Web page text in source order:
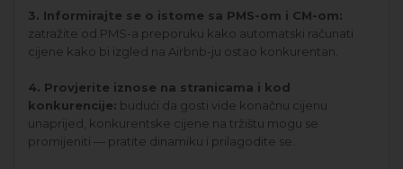
3. Informirajte se o istome sa PMS-om i CM-om:
zatražite od PMS-a preporuku kako automatski računati
cijene kako bi izgled na Airbnb-ju ostao konkurentan.
4. Provjerite iznose na stranicama i kod
konkurencije: budući da gosti vide konačnu cijenu
unaprijed, konkurentske cijene na tržištu mogu se
promijeniti — pratite dinamiku i prilagodite se.